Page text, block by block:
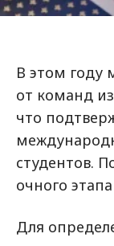
В этом году
от команд
что
студентов.
очного
Для